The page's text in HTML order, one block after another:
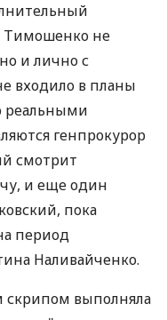
Тимошенко не
и лично с
входило в планы
реальными
генпрокурор
смотрит
и еще один
пока
период
Наливайченко.
скрипом выполняла